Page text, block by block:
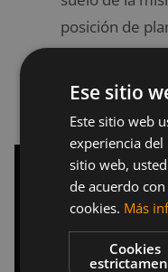
posición de
Sostén el
luego
Ese sitio
Este sitio web
experiencia
sitio web,
de acuerdo
cookies. Más
Cookies